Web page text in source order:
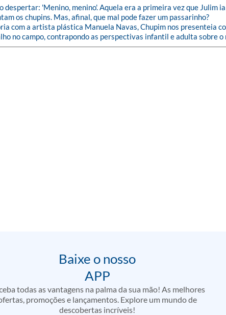
despertar: 'Menino, menino'. Aquela era a primeira vez que Julim
os chupins. Mas, afinal, que mal pode fazer um passarinho?
com a artista plástica Manuela Navas, Chupim nos presenteia
no campo, contrapondo as perspectivas infantil e adulta sobre o
Baixe o nosso
APP
todas as vantagens na palma da sua mão! As melhores
promoções e lançamentos. Explore um mundo de
descobertas incríveis!